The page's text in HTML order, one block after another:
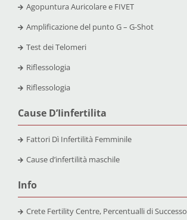
Agopuntura Auricolare e FIVET
Amplificazione del punto G – G-Shot
Test dei Telomeri
Riflessologia
Riflessologia
Cause D’Iinfertilita
Fattori Dì Infertilità Femminile
Cause d’infertilità maschile
Info
Crete Fertility Centre, Percentualli di Successo